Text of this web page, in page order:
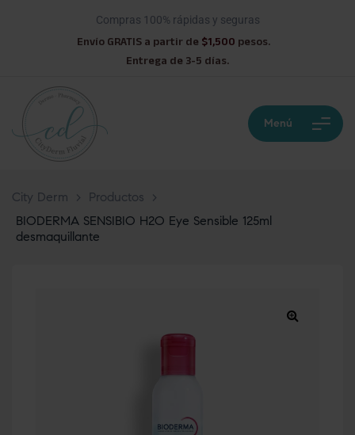
Compras 100% rápidas y seguras
Envío GRATIS a partir de $1,500 pesos.
Entrega de 3-5 días.
Menú
City Derm > Productos
>
BIODERMA SENSIBIO H2O Eye Sensible 125ml
desmaquillante